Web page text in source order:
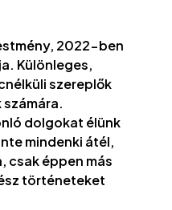
2022-ben
Különleges,
szereplők
dolgokat élünk
mindenki átél,
csak éppen más
történeteket